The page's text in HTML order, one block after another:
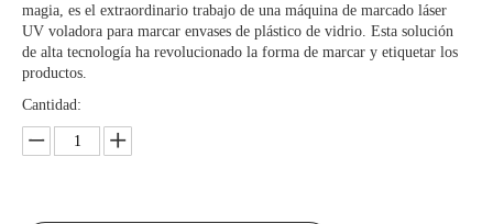
magia, es el extraordinario trabajo de una máquina de marcado láser
UV voladora para marcar envases de plástico de vidrio. Esta solución
de alta tecnología ha revolucionado la forma de marcar y etiquetar los
productos.
Cantidad: